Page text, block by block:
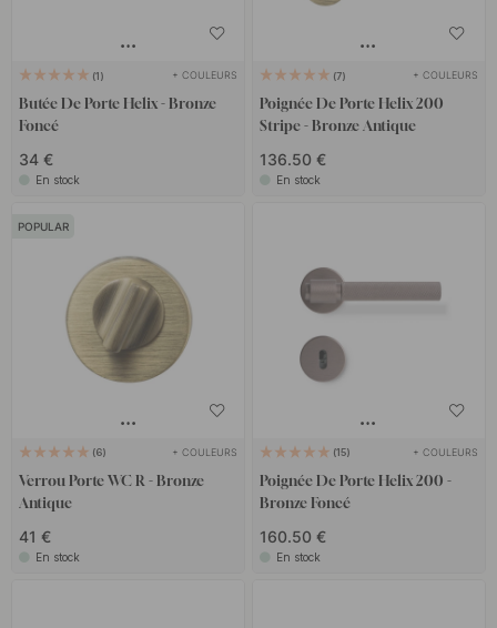
années – un investissement à la fois fonctionnel et esthétique.
Pour une décoration harmonieuse et bien pensée, vous pouvez
assortir votre poignée de porte en bronze avec des
verrou porte
WCen bronze assortis pour la porte de la salle de bain, ainsi que
compléter votre intérieur.
style et élégance !
1 + COULEURS
Butée De Porte Helix - Bronze
Foncé
34 €
En stock
7 + COULEURS
Poignée De Porte Helix 200
Stripe - Bronze Antique
136.50 €
En stock
POPULAR
6 + COULEURS
Verrou Porte WC R - Bronze
Antique
41 €
En stock
15 + COULEURS
Poignée De Porte Helix 200 -
Bronze Foncé
160.50 €
En stock